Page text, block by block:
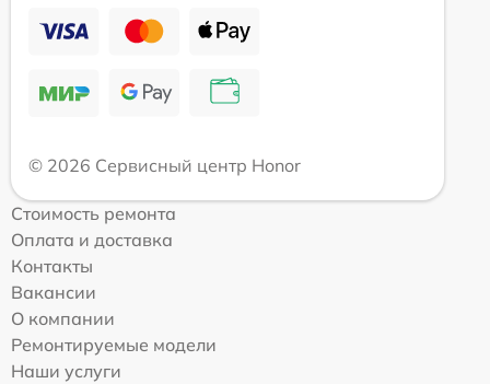
© 2026 Сервисный центр Honor
Стоимость ремонта
Оплата и доставка
Контакты
Вакансии
О компании
Ремонтируемые модели
Наши услуги